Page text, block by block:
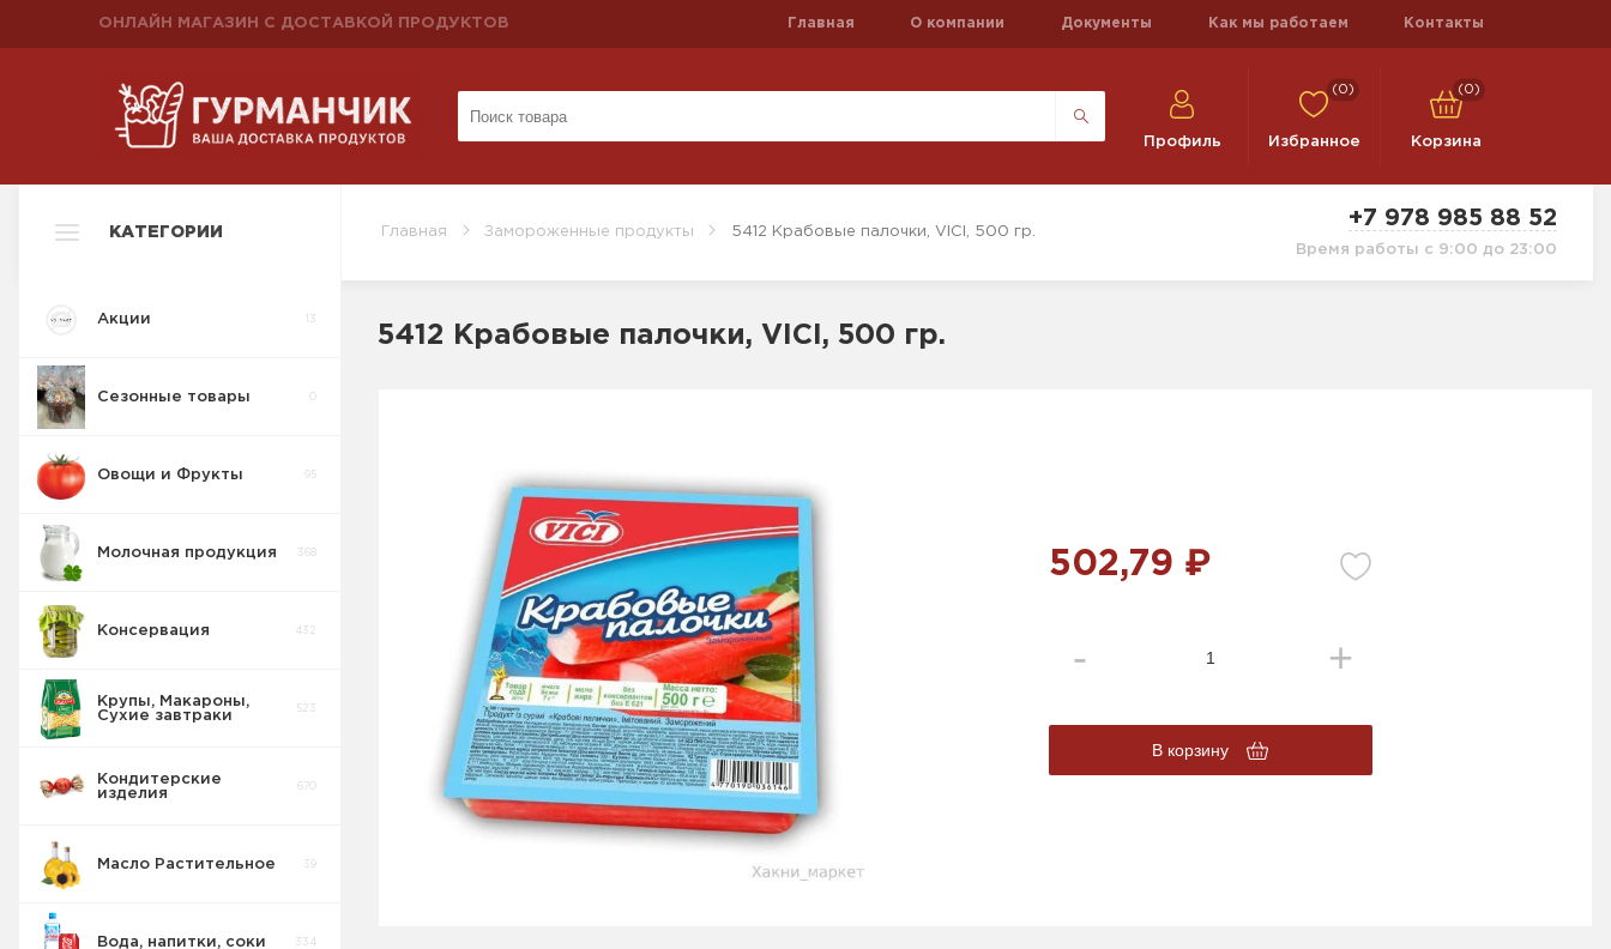
ОНЛАЙН МАГАЗИН С ДОСТАВКОЙ ПРОДУКТОВ Главная О компании Документы Как мы работаем Контакты
Профиль
(0)
Избранное
(0)
Корзина
Главная Замороженные продукты 5412 Крабовые палочки, VICI, 500 гр.
+7 978 985 88 52
Время работы с 9:00 до 23:00
КАТЕГОРИИ
Акции 13
Сезонные товары
Овощи и Фрукты 95
Молочная продукция 368
Консервация 432
Крупы, Макароны,
Сухие завтраки
523
Кондитерские
изделия
670
Масло Растительное 39
Вода, напитки, соки 334
5412 Крабовые палочки, VICI, 500 гр.
502,79 ₽
В корзину